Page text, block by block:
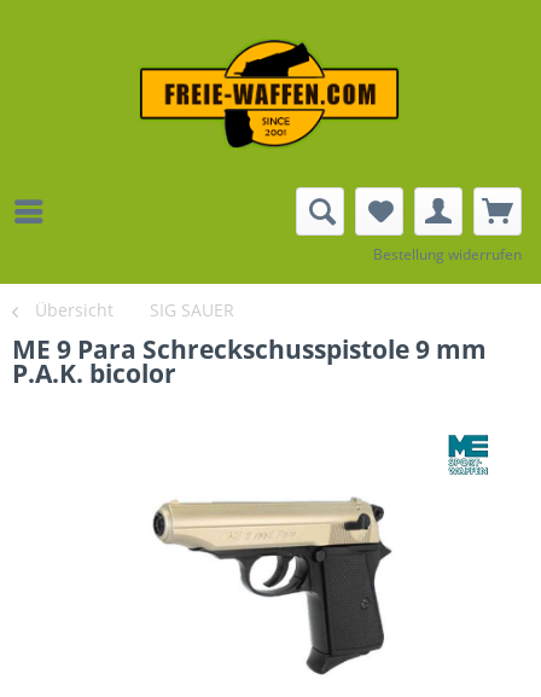
Bestellung widerrufen
Übersicht SIG SAUER
ME 9 Para Schreckschusspistole 9 mm
P.A.K. bicolor